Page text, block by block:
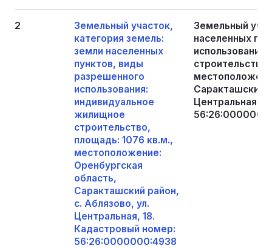
2
Земельный участок,
категория земель:
земли населенных
пунктов, виды
разрешенного
использования:
индивидуальное
жилищное
строительство,
площадь: 1076 кв.м.,
местоположение:
Оренбургская
область,
Саракташский район,
с. Аблязово, ул.
Центральная, 18.
Кадастровый номер:
56:26:0000000:4938
Земельный
населенных
Саракташский
Центральная,